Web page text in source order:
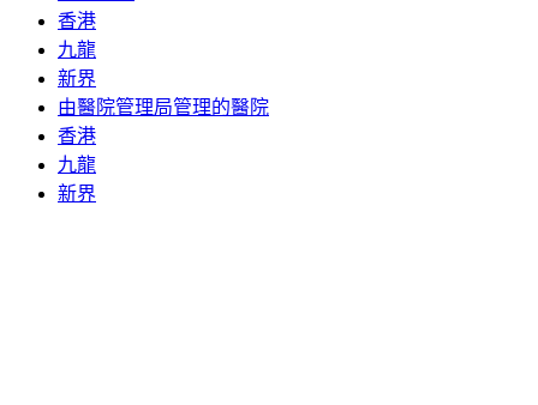
香港
九龍
新界
由醫院管理局管理的醫院
香港
九龍
新界